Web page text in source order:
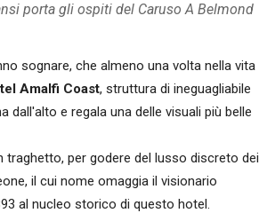
porta gli ospiti del Caruso A Belmond
sognare, che almeno una volta nella vita
Amalfi Coast, struttura di ineguagliabile
dall'alto e regala una delle visuali più belle
per godere del lusso discreto dei
il cui nome omaggia il visionario
al nucleo storico di questo hotel.